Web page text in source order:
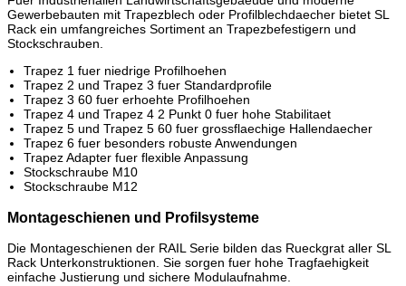
Gewerbebauten mit Trapezblech oder Profilblechdaecher bietet SL
Rack ein umfangreiches Sortiment an Trapezbefestigern und
Stockschrauben.
Trapez 1 fuer niedrige Profilhoehen
Trapez 2 und Trapez 3 fuer Standardprofile
Trapez 3 60 fuer erhoehte Profilhoehen
Trapez 4 und Trapez 4 2 Punkt 0 fuer hohe Stabilitaet
Trapez 5 und Trapez 5 60 fuer grossflaechige Hallendaecher
Trapez 6 fuer besonders robuste Anwendungen
Trapez Adapter fuer flexible Anpassung
Stockschraube M10
Stockschraube M12
Montageschienen und Profilsysteme
Die Montageschienen der RAIL Serie bilden das Rueckgrat aller SL
Rack Unterkonstruktionen. Sie sorgen fuer hohe Tragfaehigkeit
einfache Justierung und sichere Modulaufnahme.